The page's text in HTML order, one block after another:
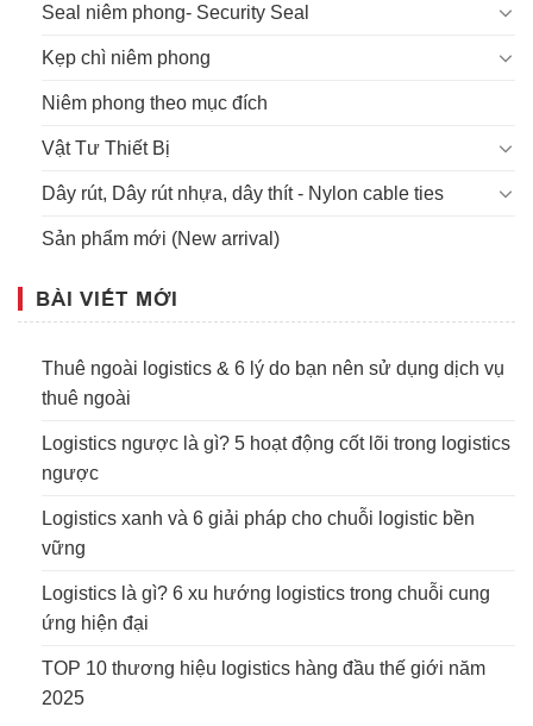
Seal niêm phong- Security Seal
Kẹp chì niêm phong
Niêm phong theo mục đích
Vật Tư Thiết Bị
Dây rút, Dây rút nhựa, dây thít - Nylon cable ties
Sản phẩm mới (New arrival)
BÀI VIẾT MỚI
Thuê ngoài logistics & 6 lý do bạn nên sử dụng dịch vụ
thuê ngoài
Logistics ngược là gì? 5 hoạt động cốt lõi trong logistics
ngược
Logistics xanh và 6 giải pháp cho chuỗi logistic bền
vững
Logistics là gì? 6 xu hướng logistics trong chuỗi cung
ứng hiện đại
TOP 10 thương hiệu logistics hàng đầu thế giới năm
2025